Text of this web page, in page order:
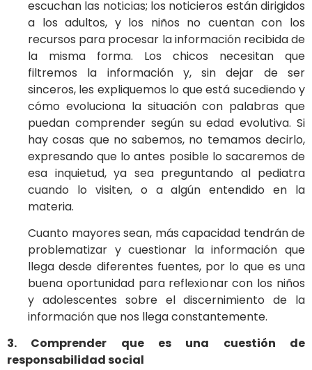
escuchan las noticias; los noticieros están dirigidos
a los adultos, y los niños no cuentan con los
recursos para procesar la información recibida de
la misma forma. Los chicos necesitan que
filtremos la información y, sin dejar de ser
sinceros, les expliquemos lo que está sucediendo y
cómo evoluciona la situación con palabras que
puedan comprender según su edad evolutiva. Si
hay cosas que no sabemos, no temamos decirlo,
expresando que lo antes posible lo sacaremos de
esa inquietud, ya sea preguntando al pediatra
cuando lo visiten, o a algún entendido en la
materia.
Cuanto mayores sean, más capacidad tendrán de
problematizar y cuestionar la información que
llega desde diferentes fuentes, por lo que es una
buena oportunidad para reflexionar con los niños
y adolescentes sobre el discernimiento de la
información que nos llega constantemente.
3. Comprender que es una cuestión de
responsabilidad social